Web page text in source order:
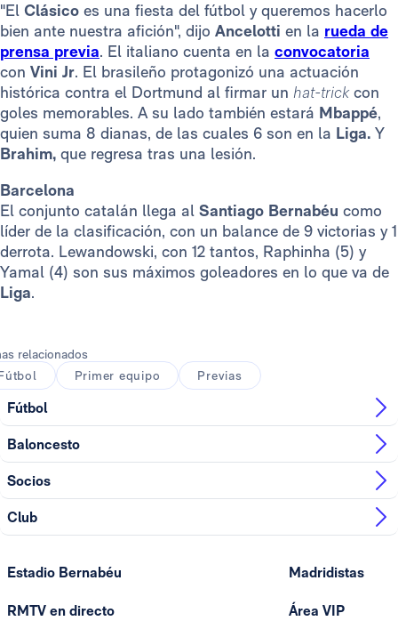
"El Clásico es una fiesta del fútbol y queremos hacerlo
bien ante nuestra afición", dijo Ancelotti en la rueda de
prensa previa. El italiano cuenta en la convocatoria
con Vini Jr. El brasileño protagonizó una actuación
histórica contra el Dortmund al firmar un hat-trickcon
goles memorables. A su lado también estará Mbappé,
quien suma 8 dianas, de las cuales 6 son en la Liga. Y
Brahim, que regresa tras una lesión.
Barcelona
El conjunto catalán llega al Santiago Bernabéu como
líder de la clasificación, con un balance de 9 victorias y 1
derrota. Lewandowski, con 12 tantos, Raphinha (5) y
Yamal (4) son sus máximos goleadores en lo que va de
Liga.
relacionados
Primer equipo Previas
Fútbol
Baloncesto
Socios
Club
Estadio Bernabéu
RMTV en directo
Madridistas
Área VIP